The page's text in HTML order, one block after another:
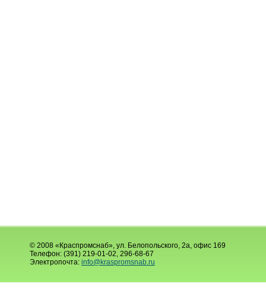
© 2008 «Краспромснаб», ул. Белопольского, 2а, офис 169
Телефон: (391) 219-01-02, 296-68-67
Электропочта: info@kraspromsnab.ru